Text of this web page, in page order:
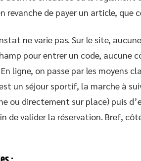
revanche de payer un article,
ne varie pas. Sur le site,
pour entrer un code, aucune
En ligne, on passe par les moyens
un séjour sportif, la marche à
ou directement sur place) puis
de valider la réservation. Bref,